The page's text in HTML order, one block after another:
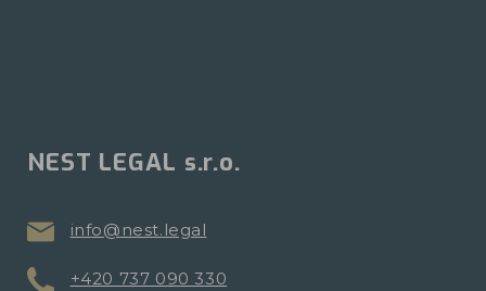
NEST LEGAL s.r.o.
info@nest.legal
+420 737 090 330